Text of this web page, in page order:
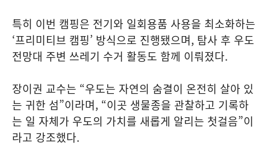
특히 이번 캠핑은 전기와 일회용품 사용을 최소화하는
‘프리미티브 캠핑’ 방식으로 진행됐으며, 탐사 후 우도
전망대 주변 쓰레기 수거 활동도 함께 이뤄졌다.
장이권 교수는 “우도는 자연의 숨결이 온전히 살아 있
는 귀한 섬”이라며, “이곳 생물종을 관찰하고 기록하
는 일 자체가 우도의 가치를 새롭게 알리는 첫걸음”이
라고 강조했다.